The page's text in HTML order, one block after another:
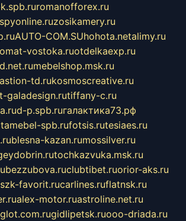
romanofforex.ru
spyonline.ruzosikamery.ru
AUTO-COM.SUhohota.netalimy.ru
vostoka.ruotdelkaexp.ru
mebelshop.msk.ru
td.rukosmoscreative.ru
galadesign.rutiffany-c.ru
d-p.spb.ruгалактика73.рф
spb.rufotsis.rutesiaes.ru
blesna-kazan.rumossilver.ru
tochkazvuka.msk.ru
bezzubova.ruclubtibet.ruorior-aks.ru
szk-favorit.rucarlines.ruflatnsk.ru
alex-motor.ruastroline.net.ru
gidlipetsk.ruooo-driada.ru